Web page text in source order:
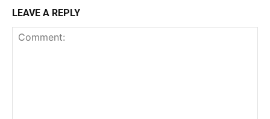
LEAVE A REPLY